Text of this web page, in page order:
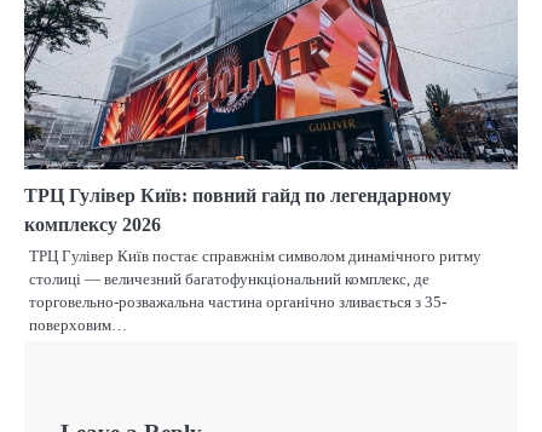
ТРЦ Гулівер Київ: повний гайд по легендарному
комплексу 2026
ТРЦ Гулівер Київ постає справжнім символом динамічного ритму
столиці — величезний багатофункціональний комплекс, де
торговельно-розважальна частина органічно зливається з 35-
поверховим…